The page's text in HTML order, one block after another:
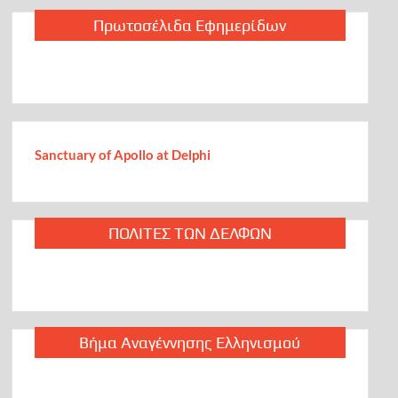
Αἶνος Στους Άξιους
Πρωτοσέλιδα Εφημερίδων
Sanctuary of Apollo at Delphi
ΠΟΛΙΤΕΣ ΤΩΝ ΔΕΛΦΩΝ
Βήμα Αναγέννησης Ελληνισμού